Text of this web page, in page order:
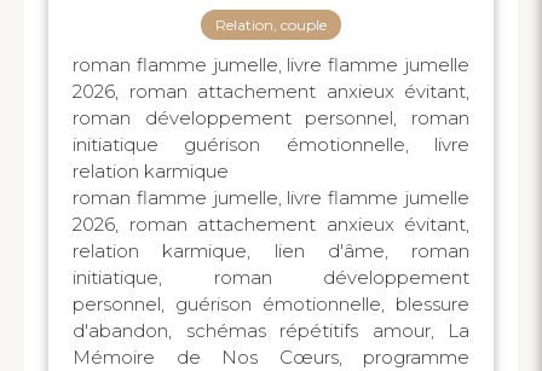
Relation, couple
roman flamme jumelle, livre flamme jumelle
2026, roman attachement anxieux évitant,
roman développement personnel, roman
initiatique guérison émotionnelle, livre
relation karmique
roman flamme jumelle, livre flamme jumelle
2026, roman attachement anxieux évitant,
relation karmique, lien d'âme, roman
initiatique, roman développement
personnel, guérison émotionnelle, blessure
d'abandon, schémas répétitifs amour, La
Mémoire de Nos Cœurs, programme